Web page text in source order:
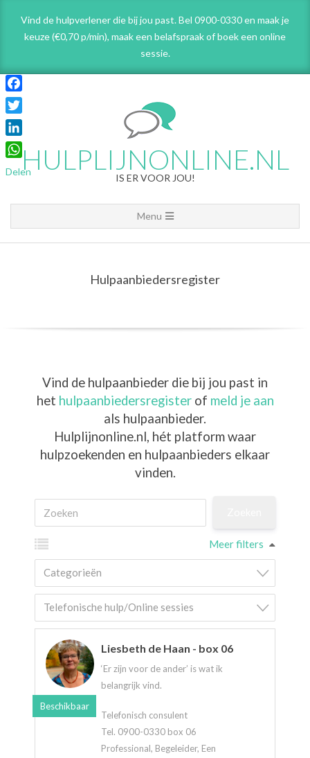
content
Vind de hulpverlener die bij jou past. Bel 0900-0330 en maak je
keuze (€0,70 p/min), maak een belafspraakof boek een online
sessie.
HULPLIJNONLINE.NL
IS ER VOOR JOU!
Navigation
Menu
Menu
Hulpaanbiedersregister
Vind de hulpaanbieder die bij jou past in
het hulpaanbiedersregisterof meld je aan
als hulpaanbieder.
Hulplijnonline.nl, hét platform waar
hulpzoekenden en hulpaanbieders elkaar
vinden.
Meer filters
Categorieën
Telefonische hulp/Online sessies
Liesbeth de Haan - box 06
‘Er zijn voor de ander’ is wat ik
belangrijk vind.
Telefonisch consulent
Tel. 0900-0330 box 06
Professional, Begeleider, Een
Beschikbaar
Facebook
Twitter
LinkedIn
WhatsApp
Delen